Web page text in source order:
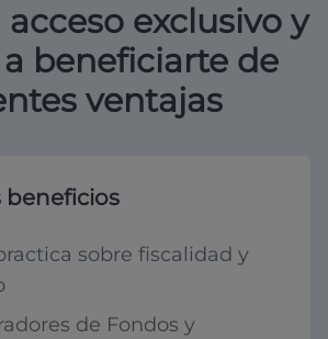
exclusivo y
beneficiarte de
ventajas
beneficios
sobre fiscalidad y
de Fondos y